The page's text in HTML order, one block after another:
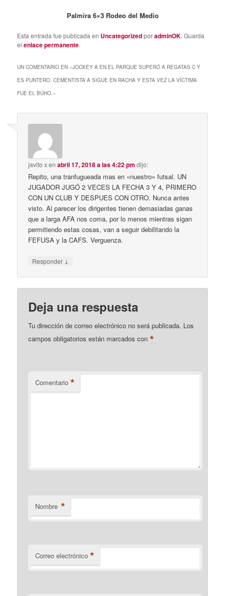
Palmira 6×3 Rodeo del Medio
Esta entrada fue publicada en UncategorizedporadminOK. Guarda
elenlace permanente.
UN COMENTARIO EN «JOCKEY A EN EL PARQUE SUPERÓ A REGATAS C Y
ES PUNTERO. CEMENTISTA A SIGUE EN RACHA Y ESTA VEZ LA VÍCTIMA
FUE EL BÚHO. »
javito xenabril 17, 2018 a las 4:22 pm dijo:
Repito, una tranfugueada mas en «nuestro» futsal. UN
JUGADOR JUGÓ 2 VECES LA FECHA 3 Y 4, PRIMERO
CON UN CLUB Y DESPUES CON OTRO. Nunca antes
visto. Al parecer los dirigentes tienen demasiadas ganas
que a larga AFA nos coma, por lo menos mientras sigan
permitiendo estas cosas, van a seguir debilitando la
FEFUSA y la CAFS. Verguenza.
Responder ↓
Deja una respuesta
Tu dirección de correo electrónico no será publicada. Los
campos obligatorios están marcados con*
Comentario *
Nombre *
Correo electrónico *